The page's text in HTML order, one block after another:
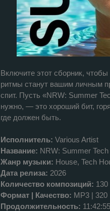
Включите этот сборник,
ритмы станут вашим личным
спит. Пусть «NRW: Summer
нужно, — это хороший бит,
где должен быть.
Исполнитель: Various Artist
Название: NRW: Summer
Жанр музыки: House, Tech
Дата релиза: 2026
Количество композиций: 130
Формат | Качество: MP3 | 320
Продолжительность: 11:42:55